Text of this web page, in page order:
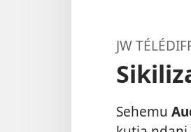
JW
Sehemu